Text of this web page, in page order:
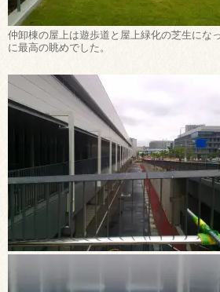
仲卸棟の屋上は遊歩道と屋上緑化の芝生にな
に最高の眺めでした。